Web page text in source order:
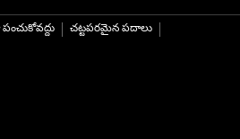
చట్టపరమైన పదాలు